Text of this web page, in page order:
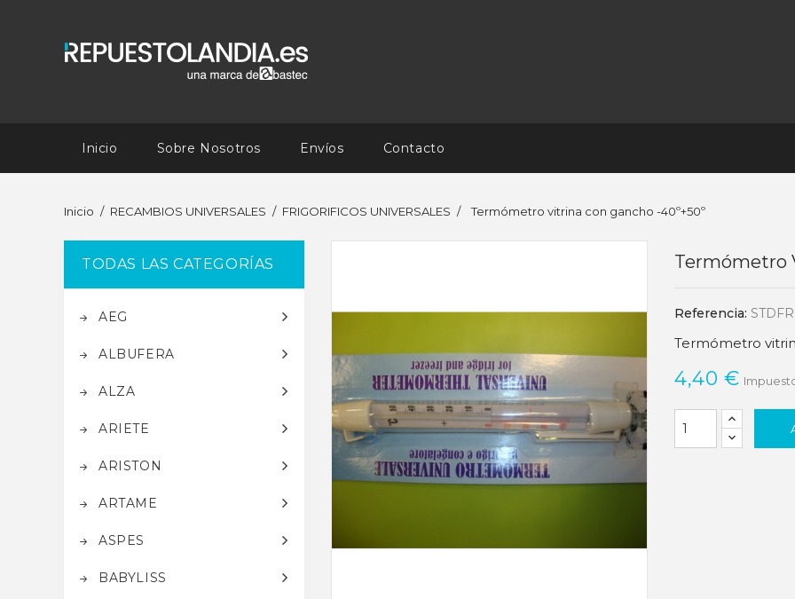
Inicio Sobre Nosotros Envíos Contacto
Inicio RECAMBIOS UNIVERSALES FRIGORIFICOS UNIVERSALES Termómetro vitrina con gancho -40º+50º
TODAS LAS CATEGORÍAS
AEG
ALBUFERA
ALZA
ARIETE
ARISTON
ARTAME
ASPES
BABYLISS
Termómetro
Referencia:
Termómetro
4,40 €